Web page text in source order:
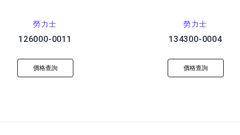
勞力士
126000-0011
價格查詢
勞力士
134300-0004
價格查詢